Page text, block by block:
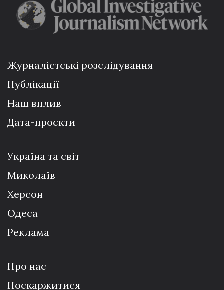
Журналістські розслідування
Публікації
Наш вплив
Дата-проєкти
Україна та світ
Миколаїв
Херсон
Одеса
Реклама
Про нас
Поскаржитися